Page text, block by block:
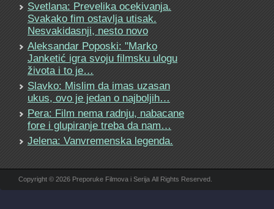
Svetlana: Prevelika ocekivanja.
Svakako fim ostavlja utisak.
Nesvakidasnji, nesto novo
Aleksandar Poposki: "Marko
Janketić igra svoju filmsku ulogu
života i to je…
Slavko: Mislim da imas uzasan
ukus, ovo je jedan o najboljih…
Pera: Film nema radnju, nabacane
fore i glupiranje treba da nam…
Jelena: Vanvremenska legenda.
Copyright © 2026 Preporuke Filmova i Serija All Rights Reserved.